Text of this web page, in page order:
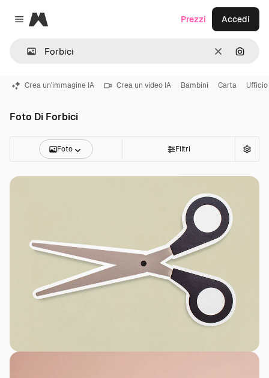
Close menu
Magnific
CancellaCerca
Prezzi Accedi
Crea un'immagine IA Crea un video IA Bambini Carta Ufficio
Foto Di Forbici
Foto Filtri